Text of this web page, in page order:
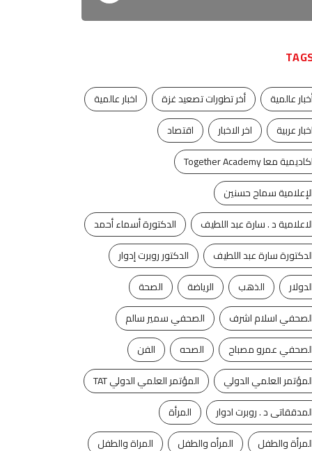
آخر الأخبار مقالات
عالمية أخر تطورات تصعيد غزة
اخبار عالمية
اخبار عربية
اخر الاخبار
اقتصاد
اكاديمية معا Together Academy
الإعلامية سماح حسنين
الاعلامية د . سارة عبد اللطيف
الدكتورة أسماء أحمد
الدكتورة سارة عبد اللطيف
الدكتور روبرت إدوار
الدولار
الذهب الرياضة
الصحة
الصحفي اسلام اشرف
الصحفي سمير سالم
الصحفي عمرو مصباح
الصحه
الفن
المؤتمر العلمي الدولي
المؤتمر العلمي الدولي TAT
المدققاتى د . روبرت ادوار
المرأة
المرأة والطفل
المرأه والطفل
المراة والطفل